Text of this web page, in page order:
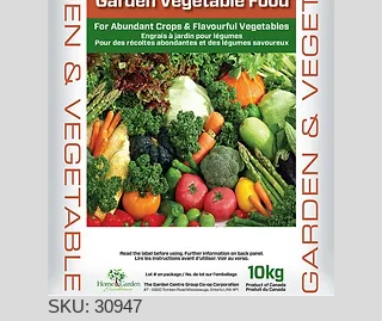
SKU: 30947